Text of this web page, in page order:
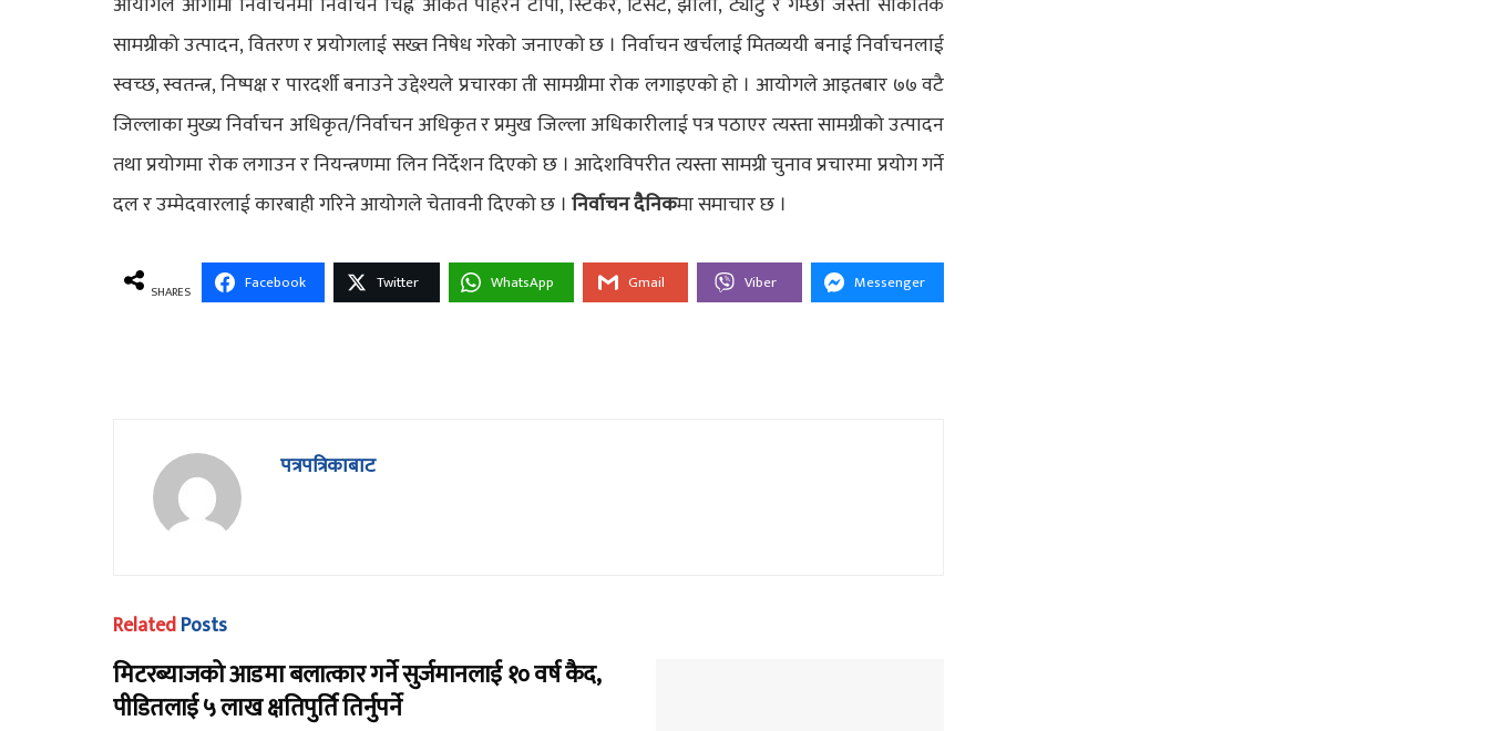
सामग्रीको उत्पादन, वितरण र प्रयोगलाई सख्त निषेध गरेको जनाएको छ । निर्वाचन खर्चलाई मितव्ययी बनाई निर्वाचनलाई
स्वच्छ, स्वतन्त्र, निष्पक्ष र पारदर्शी बनाउने उद्देश्यले प्रचारका ती सामग्रीमा रोक लगाइएको हो । आयोगले आइतबार ७७ वटै
जिल्लाका मुख्य निर्वाचन अधिकृत/निर्वाचन अधिकृत र प्रमुख जिल्ला अधिकारीलाई पत्र पठाएर त्यस्ता सामग्रीको उत्पादन
तथा प्रयोगमा रोक लगाउन र नियन्त्रणमा लिन निर्देशन दिएको छ । आदेशविपरीत त्यस्ता सामग्री चुनाव प्रचारमा प्रयोग गर्ने
दल र उम्मेदवारलाई कारबाही गरिने आयोगले चेतावनी दिएको छ । निर्वाचन दैनिकमा समाचार छ ।
SHARES Facebook Twitter WhatsApp Gmail Viber Messenger
पत्रपत्रिकाबाट
RelatedPosts
मिटरब्याजको आडमा बलात्कार गर्ने सुर्जमानलाई १० वर्ष कैद,
पीडितलाई ५ लाख क्षतिपुर्ति तिर्नुपर्ने